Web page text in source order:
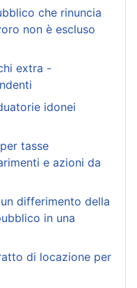
che rinuncia
non è escluso
extra -
idonei
tasse
e azioni da
differimento della
in una
di locazione per